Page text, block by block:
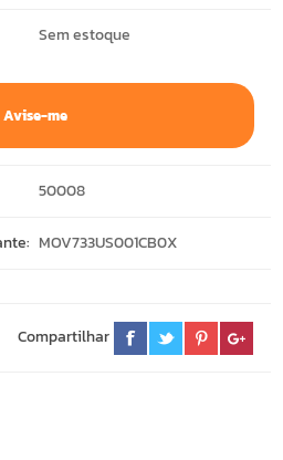
Sem estoque
Avise-me
50008
MOV733US001CB0X
Compartilhar